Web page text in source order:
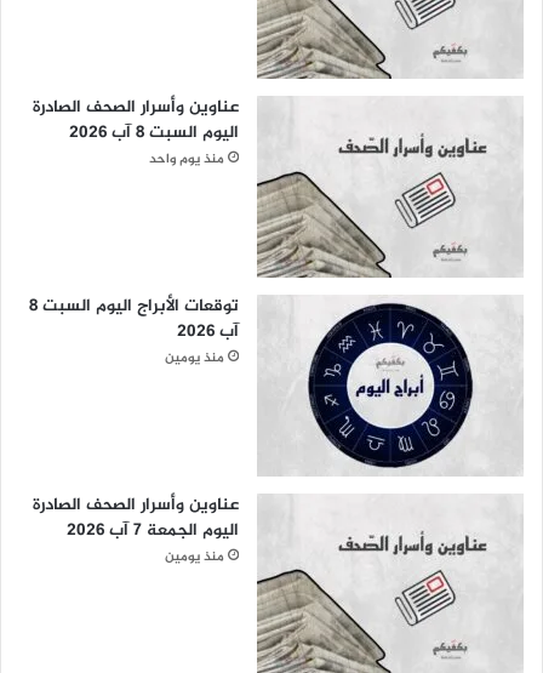
عناوين وأسرار الصحف الصادرة
اليوم السبت 8 آب 2026
منذ يوم واحد
توقعات الأبراج اليوم السبت 8
آب 2026
منذ يومين
عناوين وأسرار الصحف الصادرة
اليوم الجمعة 7 آب 2026
منذ يومين